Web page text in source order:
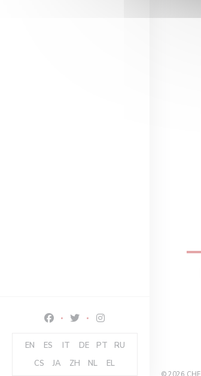
Facebook ((ouvre une nouvelle
Twitter ((ouvre une nouvelle
Instagram ((ouvre une
EN ES IT DE PT
RU
CS
JA ZH NL EL